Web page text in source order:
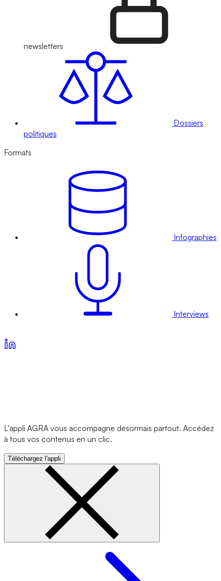
newsletters
Dossiers
politiques
Formats
Infographies
Interviews
L'appli AGRA vous accompagne désormais partout. Accédez
à tous vos contenus en un clic.
Téléchargez l'appli